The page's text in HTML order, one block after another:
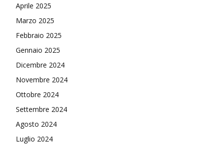
Aprile 2025
Marzo 2025
Febbraio 2025
Gennaio 2025
Dicembre 2024
Novembre 2024
Ottobre 2024
Settembre 2024
Agosto 2024
Luglio 2024